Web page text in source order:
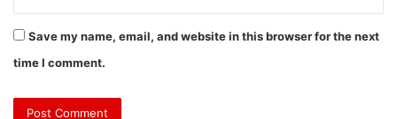
Save my name, email, and website in this browser for the next
time I comment.